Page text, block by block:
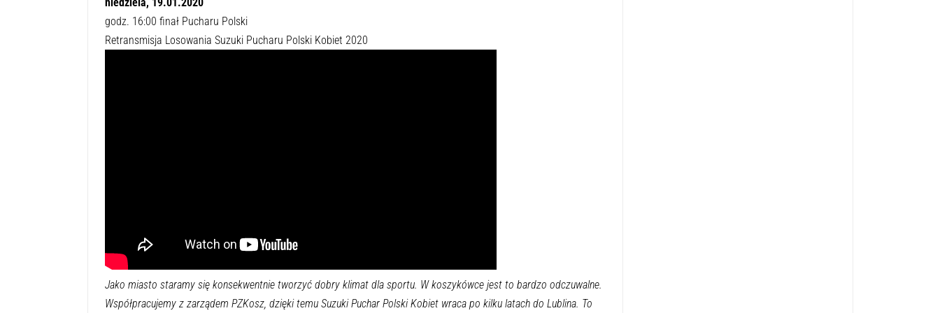
godz. 16:00 finał Pucharu Polski
Retransmisja Losowania Suzuki Pucharu Polski Kobiet 2020
Jako miasto staramy się konsekwentnie tworzyć dobry klimat dla sportu. W koszykówce jest to bardzo odczuwalne.
Współpracujemy z zarządem PZKosz, dzięki temu Suzuki Puchar Polski Kobiet wraca po kilku latach do Lublina. To